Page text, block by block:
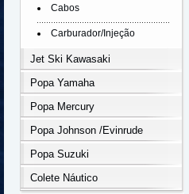
Cabos
Carburador/Injeção
Jet Ski Kawasaki
Popa Yamaha
Popa Mercury
Popa Johnson /Evinrude
Popa Suzuki
Colete Náutico